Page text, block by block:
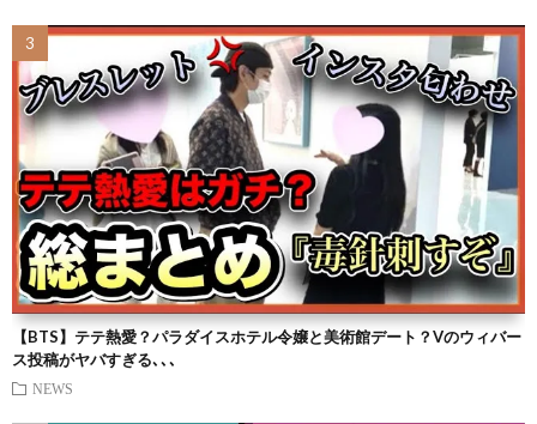
【BTS】テテ熱愛？パラダイスホテル令嬢と美術館デート？Vのウィバー
ス投稿がヤバすぎる､､､
NEWS